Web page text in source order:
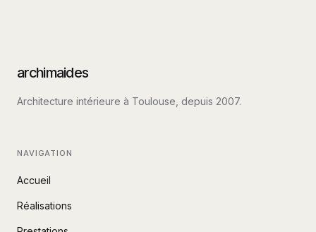
archimaides
Architecture intérieure à Toulouse, depuis 2007.
NAVIGATION
Accueil
Réalisations